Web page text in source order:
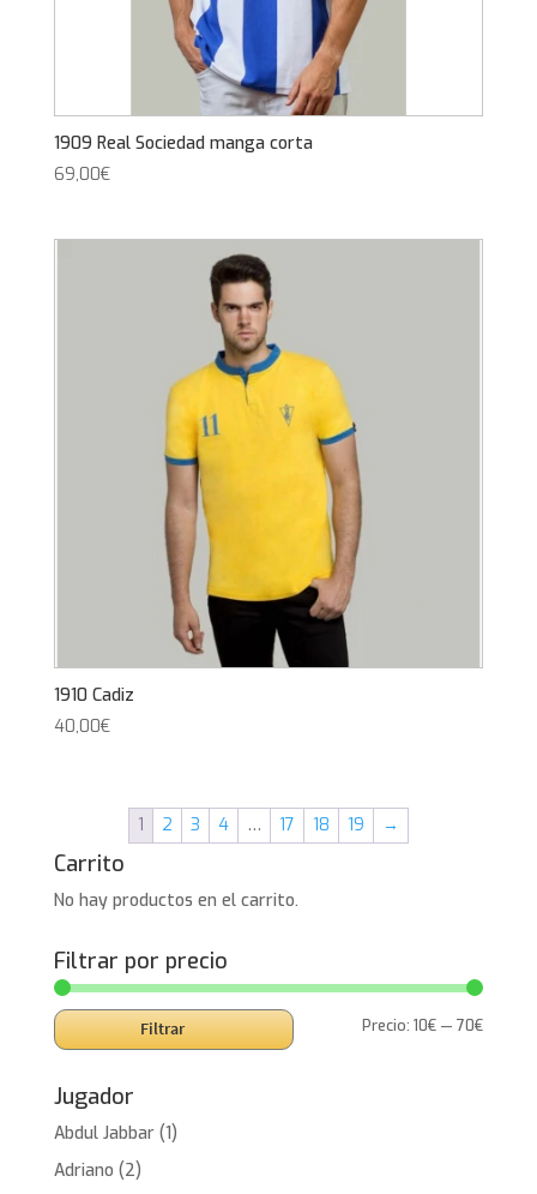
1909 Real Sociedad manga corta
69,00€
1910 Cadiz
40,00€
1 2 3 4 … 17 18 19 →
Carrito
No hay productos en el carrito.
Filtrar por precio
Precio
Precio
Filtrar Precio:10€ —70€
Jugador
Abdul Jabbar (1)
Adriano (2)